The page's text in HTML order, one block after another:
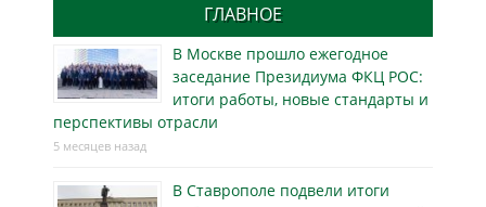
ГЛАВНОЕ
В Москве прошло ежегодное
заседание Президиума ФКЦ РОС:
итоги работы, новые стандарты и
перспективы отрасли
5 месяцев назад
В Ставрополе подвели итоги